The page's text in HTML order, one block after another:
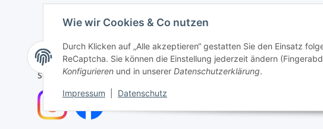
Wie wir Cookies & Co nutzen
Durch Klicken auf „Alle akzeptieren“ gestatten Sie den Einsatz
ReCaptcha. Sie können die Einstellung jederzeit ändern
Konfigurieren und in unserer Datenschutzerklärung.
Impressum Datenschutz
Social Media